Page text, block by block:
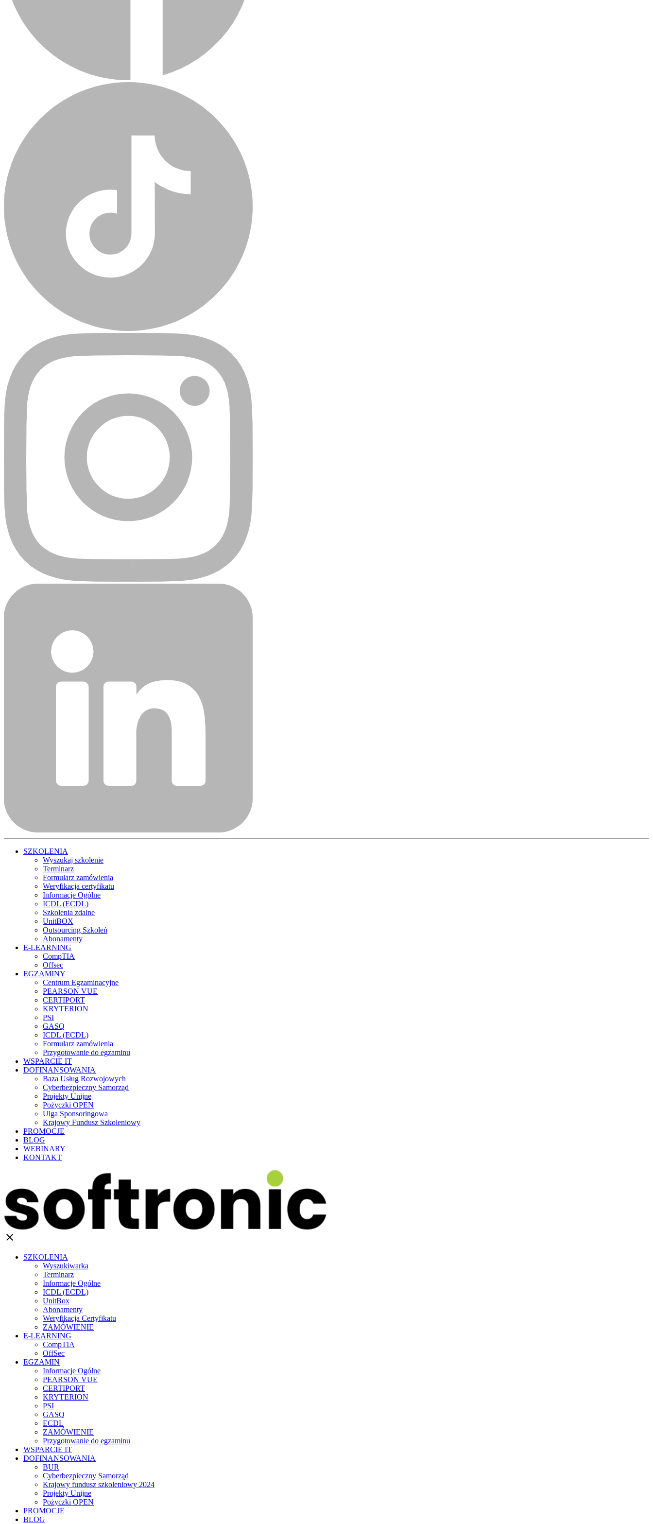
SZKOLENIA
Wyszukaj szkolenie
Terminarz
Formularz zamówienia
Weryfikacja certyfikatu
Informacje Ogólne
ICDL (ECDL)
Szkolenia zdalne
UnitBOX
Outsourcing Szkoleń
Abonamenty
E-LEARNING
CompTIA
Offsec
EGZAMINY
Centrum Egzaminacyjne
PEARSON VUE
CERTIPORT
KRYTERION
PSI
GASQ
ICDL (ECDL)
Formularz zamówienia
Przygotowanie do egzaminu
WSPARCIE IT
DOFINANSOWANIA
Baza Usług Rozwojowych
Cyberbezpieczny Samorząd
Projekty Unijne
Pożyczki OPEN
Ulga Sponsoringowa
Krajowy Fundusz Szkoleniowy
PROMOCJE
BLOG
WEBINARY
KONTAKT
clear
SZKOLENIA
Wyszukiwarka
Terminarz
Informacje Ogólne
ICDL (ECDL)
UnitBox
Abonamenty
Weryfikacja Certyfikatu
ZAMÓWIENIE
E-LEARNING
CompTIA
OffSec
EGZAMIN
Informacje Ogólne
PEARSON VUE
CERTIPORT
KRYTERION
PSI
GASQ
ECDL
ZAMÓWIENIE
Przygotowanie do egzaminu
WSPARCIE IT
DOFINANSOWANIA
BUR
Cyberbezpieczny Samorząd
Krajowy fundusz szkoleniowy 2024
Projekty Unijne
Pożyczki OPEN
PROMOCJE
BLOG